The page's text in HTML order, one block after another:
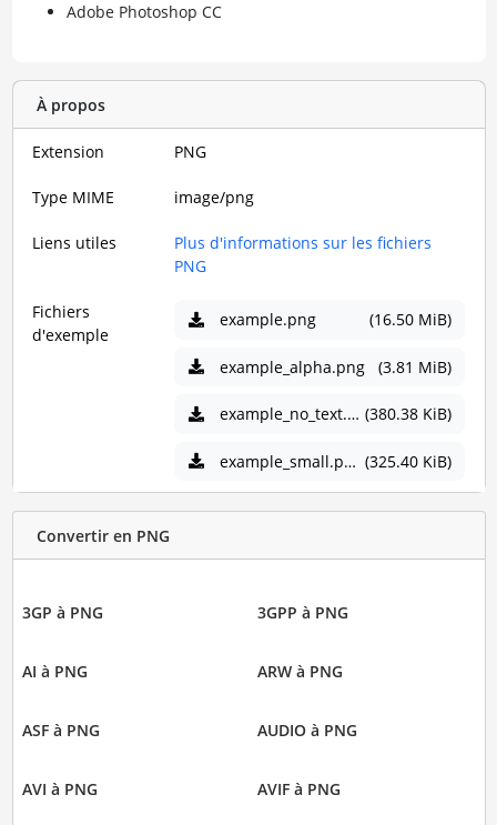
Adobe Photoshop CC
À propos
Extension PNG
Type MIME image/png
Liens utiles
Plus d'informations sur les fichiers
PNG
Fichiers
d'exemple
example.png (16.50 MiB)
example_alpha.png (3.81 MiB)
example_no_text.png (380.38 KiB)
example_small.png (325.40 KiB)
Convertir en PNG
3GP à PNG 3GPP à PNG
AI à PNG ARW à PNG
ASF à PNG AUDIO à PNG
AVI à PNG AVIF à PNG